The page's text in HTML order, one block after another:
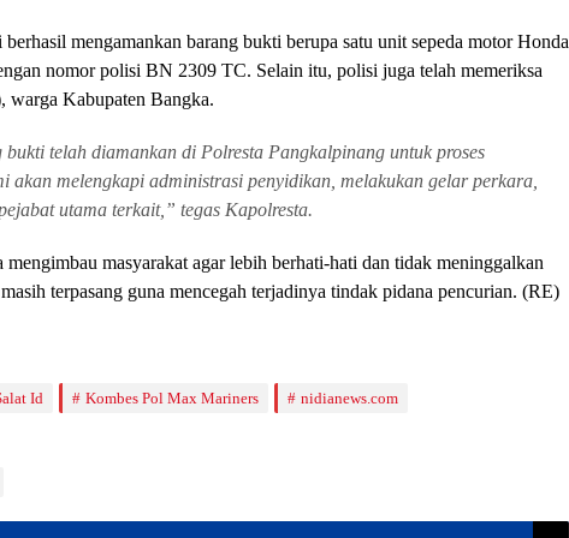
mengamankan barang bukti berupa satu unit sepeda motor Honda
nomor polisi BN 2309 TC. Selain itu, polisi juga telah memeriksa
warga Kabupaten Bangka.
telah diamankan di Polresta Pangkalpinang untuk proses
akan melengkapi administrasi penyidikan, melakukan gelar perkara,
utama terkait,” tegas Kapolresta.
masyarakat agar lebih berhati-hati dan tidak meninggalkan
terpasang guna mencegah terjadinya tindak pidana pencurian. (RE)
Id Kombes Pol Max Mariners
nidianews.com